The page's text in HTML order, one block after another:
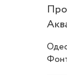
51497